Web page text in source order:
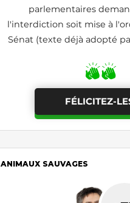
parlementaires
l'interdiction soit mise à
Sénat (texte déjà adopté
FÉLICITEZ-
ANIMAUX SAUVAGES